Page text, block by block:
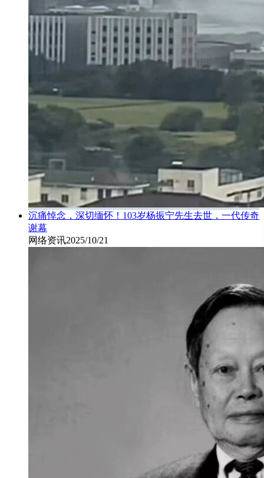
沉痛悼念，深切缅怀！103岁杨振宁先生去世，一代传奇
谢幕
网络资讯2025/10/21